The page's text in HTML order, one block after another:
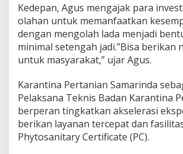
Kedepan, Agus mengajak para
olahan untuk memanfaatkan
dengan mengolah lada menjadi
minimal setengah jadi.”Bisa berikan
untuk masyarakat,” ujar Agus.
Karantina Pertanian Samarinda
Pelaksana Teknis Badan Karantina
berperan tingkatkan akselerasi
berikan layanan tercepat dan
Phytosanitary Certificate (PC).